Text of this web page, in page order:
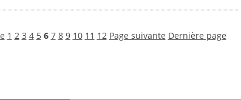
1 2 3 4 5 6 7 8 9 10 11 12 Page suivante Dernière page